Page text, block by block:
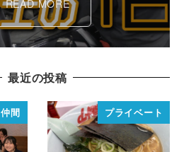
READ MORE
最近の投稿
仲間 プライベート